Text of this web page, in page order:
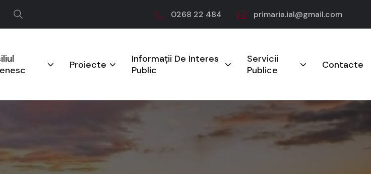
0268 22 484 primaria.ial@gmail.com
Proiecte
Informații De Interes
Public
Servicii
Publice
Contacte